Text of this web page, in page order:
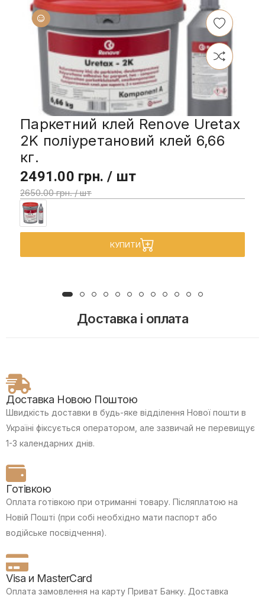
Паркетний клей Renove Uretax
2K поліуретановий клей 6,66
кг.
2491.00 грн. / шт
2650.00 грн. / шт
КУПИТИ
Доставка і оплата
Доставка Новою Поштою
Швидкість доставки в будь-яке відділення Нової пошти в
Україні фіксується оператором, але зазвичай не перевищує
1-3 календарних днів.
Готівкою
Оплата готівкою при отриманні товару. Післяплатою на
Новій Пошті (при собі необхідно мати паспорт або
водійське посвідчення).
Visa и MasterCard
Оплата замовлення на карту Приват Банку. Доставка